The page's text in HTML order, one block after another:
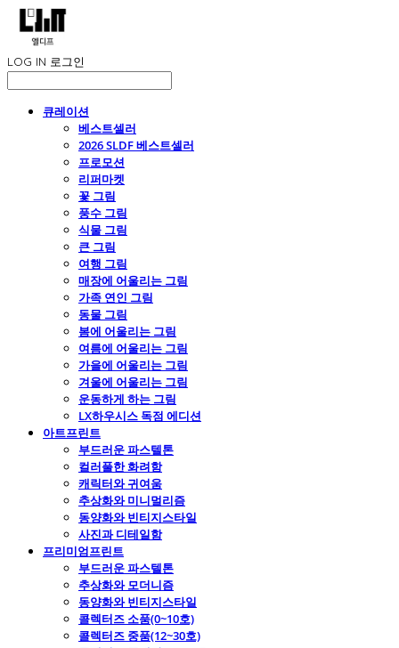
LOG IN 로그인
큐레이션
베스트셀러
2026 SLDF 베스트셀러
프로모션
리퍼마켓
꽃 그림
풍수 그림
식물 그림
큰 그림
여행 그림
매장에 어울리는 그림
가족 연인 그림
동물 그림
봄에 어울리는 그림
여름에 어울리는 그림
가을에 어울리는 그림
겨울에 어울리는 그림
운동하게 하는 그림
LX하우시스 독점 에디션
아트프린트
부드러운 파스텔톤
컬러풀한 화려함
캐릭터와 귀여움
추상화와 미니멀리즘
동양화와 빈티지스타일
사진과 디테일함
프리미엄프린트
부드러운 파스텔톤
추상화와 모더니즘
동양화와 빈티지스타일
콜렉터즈 소품(0~10호)
콜렉터즈 중품(12~30호)